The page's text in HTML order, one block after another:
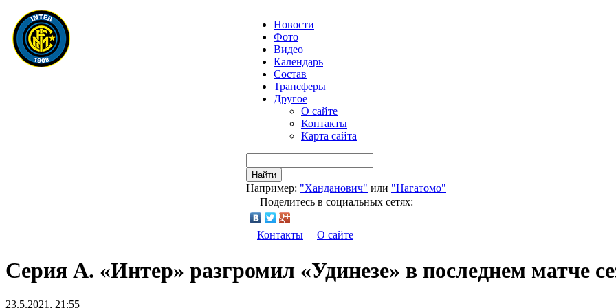
Новости
Фото
Видео
Календарь
Состав
Трансферы
Другое
О сайте
Контакты
Карта сайта
Найти
Например: "Ханданович" или "Нагатомо"
Поделитесь в социальных сетях:
Контакты О сайте
Серия А. «Интер» разгромил «Удинезе» в последнем матче
23.5.2021, 21:55